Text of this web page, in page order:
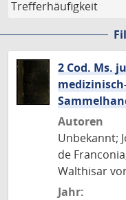
2 Cod. Ms.
Autoren
Unbekannt;
de
Walthisar
Jahr: